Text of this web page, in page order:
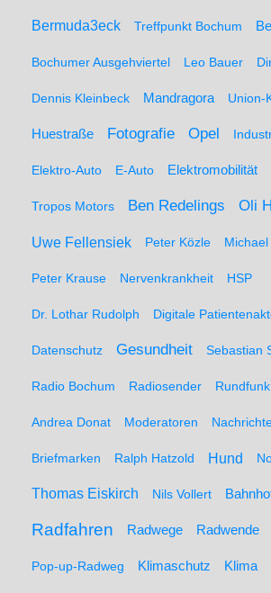
Bermuda3eck Treffpunkt Bochum
Bochumer Ausgehviertel Leo Bauer
Dennis Kleinbeck Mandragora Union-
Huestraße Fotografie Opel
Elektro-Auto E-Auto Elektromobilität
Tropos Motors Ben Redelings Oli
Uwe Fellensiek Peter Közle
Peter Krause Nervenkrankheit HSP
Dr. Lothar Rudolph Digitale
Datenschutz Gesundheit Sebastian
Radio Bochum Radiosender Rundfunk
Andrea Donat Moderatoren
Briefmarken Ralph Hatzold Hund
Thomas Eiskirch Nils Vollert
Radfahren Radwege Radwende
Pop-up-Radweg Klimaschutz Klima